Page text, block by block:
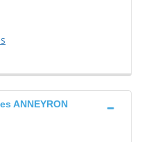
ANNEYRON